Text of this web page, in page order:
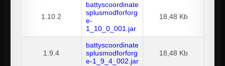
1.10.2
battyscoordinate
splusmodforforg
e-
1_10_0_001.jar
18,48 Kb
1.9.4
battyscoordinate
splusmodforforg
e-1_9_4_002.jar
18,48 Kb